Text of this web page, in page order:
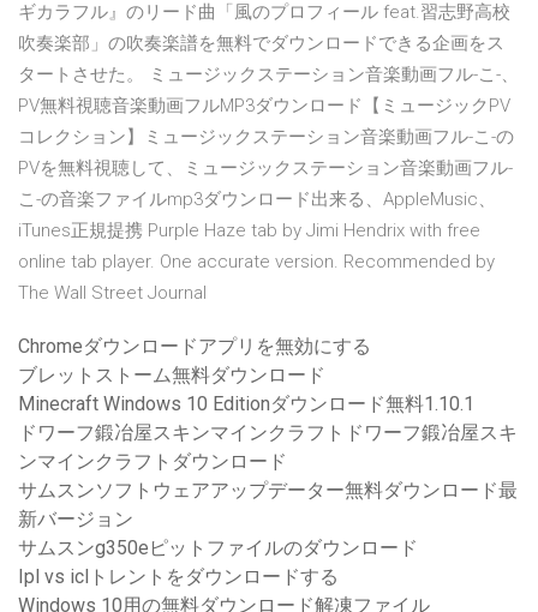
ギカラフル』のリード曲「風のプロフィール feat.習志野高校
吹奏楽部」の吹奏楽譜を無料でダウンロードできる企画をス
タートさせた。 ミュージックステーション音楽動画フル-こ-、
PV無料視聴音楽動画フルMP3ダウンロード【ミュージックPV
コレクション】ミュージックステーション音楽動画フル-こ-の
PVを無料視聴して、ミュージックステーション音楽動画フル-
こ-の音楽ファイルmp3ダウンロード出来る、AppleMusic、
iTunes正規提携 Purple Haze tab by Jimi Hendrix with free
online tab player. One accurate version. Recommended by
The Wall Street Journal
Chromeダウンロードアプリを無効にする
ブレットストーム無料ダウンロード
Minecraft Windows 10 Editionダウンロード無料1.10.1
ドワーフ鍛冶屋スキンマインクラフトドワーフ鍛冶屋スキ
ンマインクラフトダウンロード
サムスンソフトウェアアップデーター無料ダウンロード最
新バージョン
サムスンg350eピットファイルのダウンロード
Ipl vs iclトレントをダウンロードする
Windows 10用の無料ダウンロード解凍ファイル